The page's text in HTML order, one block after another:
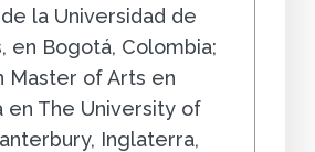
la Universidad de
en Bogotá, Colombia;
Master of Arts en
en The University of
Inglaterra,